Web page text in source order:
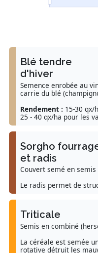
Blé tendre
d'hiver
Semence enrobée au
carrie du blé
Rendement : 15-30 qx/
25 - 40 qx/ha pour les
Interventions
Labour ou combiné
fonctionne en
peu déperie. Le
Déchaumeur ou
folle avoine).
Sorgho
et radis
Couvert semé en
Le radis permet de
Interventions
Le rouleau appui sur
Triticale
Semis en combiné
La céréale est semée
rotative détruit les